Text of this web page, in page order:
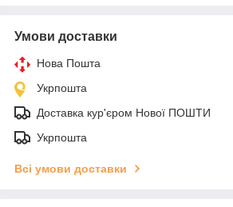
Умови доставки
Нова Пошта
Укрпошта
Доставка кур'єром Нової ПОШТИ
Укрпошта
Всі умови доставки